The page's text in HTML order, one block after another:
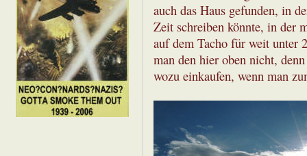
auch das Haus gefunden, in
Zeit schreiben könnte, in der
auf dem Tacho für weit unter
man den hier oben nicht,
wozu einkaufen, wenn man